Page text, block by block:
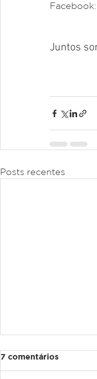
Facebook:
Juntos
Posts recentes
7 comentários